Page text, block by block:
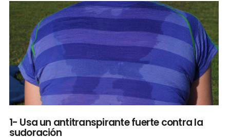
1- Usa un antitranspirante fuerte contra la
sudoración